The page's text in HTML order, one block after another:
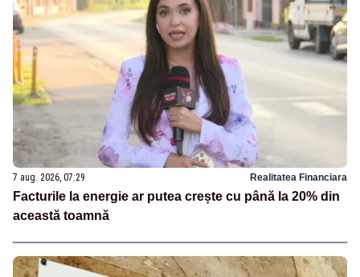
7 aug. 2026, 07:29 Realitatea Financiara
Facturile la energie ar putea crește cu până la 20% din
această toamnă